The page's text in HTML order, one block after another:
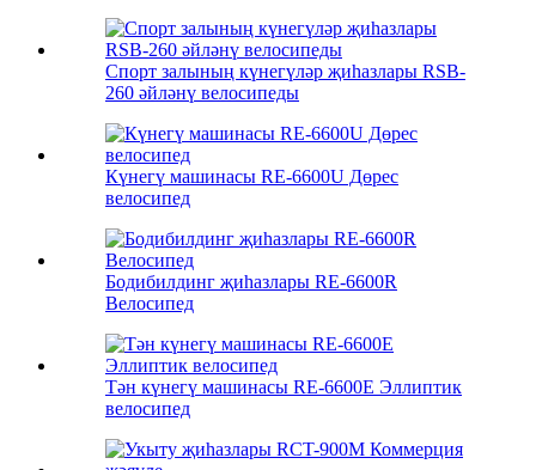
Спорт залының күнегүләр җиһазлары RSB-
260 әйләнү велосипеды
Күнегү машинасы RE-6600U Дөрес
велосипед
Бодибилдинг җиһазлары RE-6600R
Велосипед
Тән күнегү машинасы RE-6600E Эллиптик
велосипед